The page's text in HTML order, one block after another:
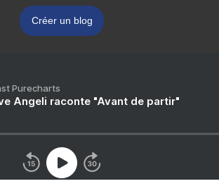
Créer un blog
Purecharts
Angeli raconte "Avant de partir"